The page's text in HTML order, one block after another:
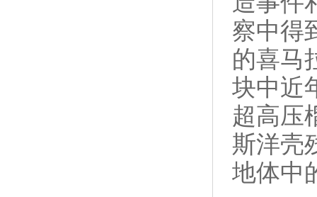
察中得
的喜马
块中近
超高压
斯洋壳
地体中